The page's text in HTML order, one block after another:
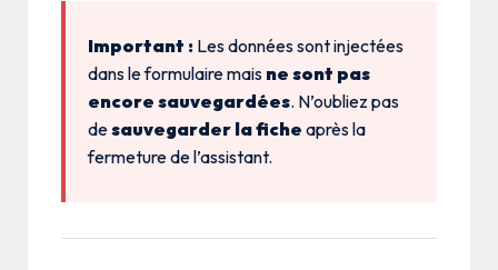
Important : Les données sont injectées
dans le formulaire mais ne sont pas
encore sauvegardées. N’oubliez pas
desauvegarder la fiche après la
fermeture de l’assistant.